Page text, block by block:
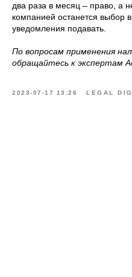
два раза в месяц – право, а
компанией останется выбор
уведомления подавать.
По вопросам применения
обращайтесь к экспертам
2023-07-17 13:26 LEGAL